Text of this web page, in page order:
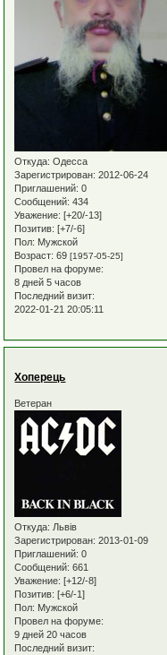
Откуда: Одесса
Зарегистрирован: 2012-06-24
Приглашений: 0
Сообщений: 434
Уважение: [+20/-13]
Позитив: [+7/-6]
Пол: Мужской
Возраст: 69[1957-05-25]
Провел на форуме:
8 дней 5 часов
Последний визит:
2022-01-21 20:05:11
Хоперець
Ветеран
Откуда: Львів
Зарегистрирован: 2013-01-09
Приглашений: 0
Сообщений: 661
Уважение: [+12/-8]
Позитив: [+6/-1]
Пол: Мужской
Провел на форуме:
9 дней 20 часов
Последний визит: